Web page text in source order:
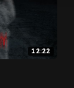
12:22